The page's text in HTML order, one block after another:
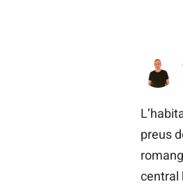
preus
central